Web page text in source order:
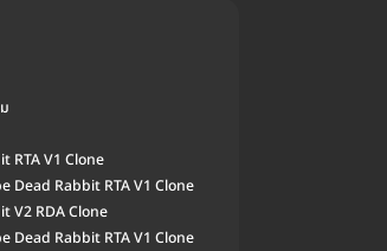
RTA V1 Clone
Dead Rabbit RTA V1 Clone
V2 RDA Clone
Dead Rabbit RTA V1 Clone